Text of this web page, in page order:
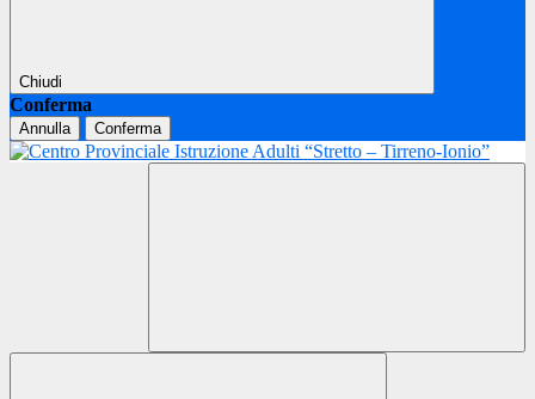
Chiudi
Conferma
Annulla Conferma